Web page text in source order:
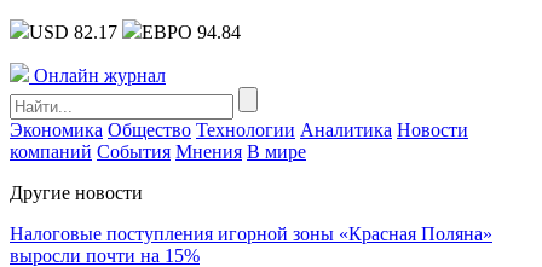
USD 82.17 ЕВРО 94.84
Онлайн журнал
Экономика Общество Технологии Аналитика Новости
компаний События Мнения В мире
Другие новости
Налоговые поступления игорной зоны «Красная Поляна»
выросли почти на 15%